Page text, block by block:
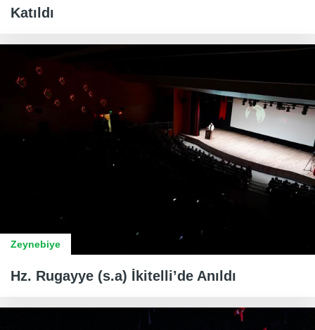
Katıldı
Zeynebiye
Hz. Rugayye (s.a) İkitelli’de Anıldı